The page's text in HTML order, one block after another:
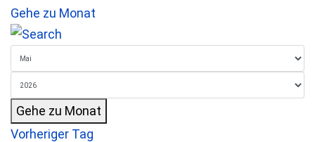
Gehe zu Monat
Gehe zu Monat
Vorheriger Tag